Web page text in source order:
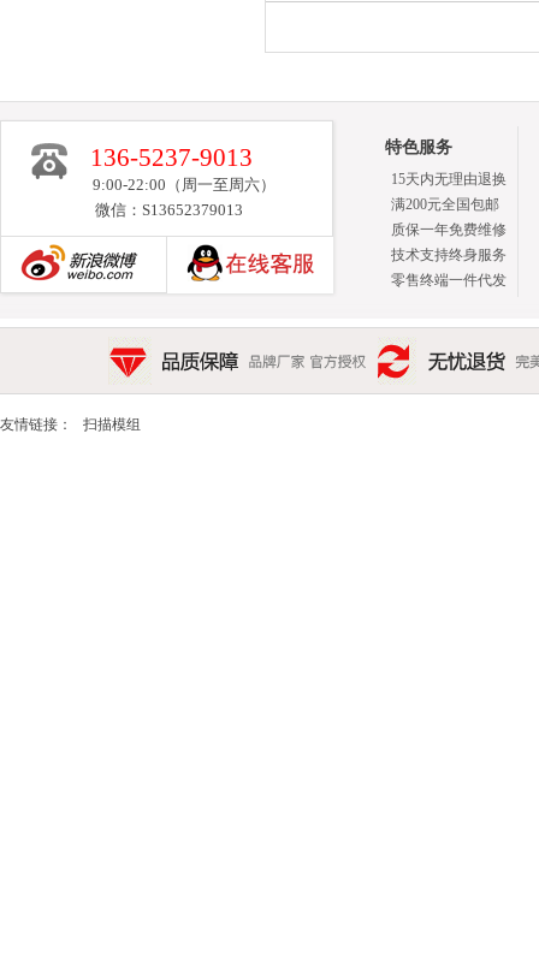
136-5237-9013
9:00-22:00（周一至周六）
微信：S13652379013
特色服务
15天内无理由退换
满200元全国包邮
质保一年免费维修
技术支持终身服务
零售终端一件代发
品质保障 品牌厂家 官方授权
无忧退货 完美售后 15天
友情链接： 扫描模组